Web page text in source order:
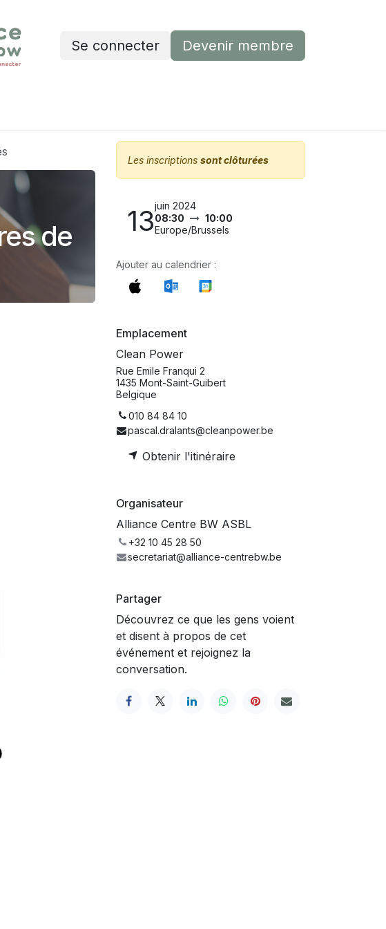
Se connecter Devenir membre
de
Les inscriptions sont clôturées
13juin 2024
08:30
10:00
Europe/Brussels
Ajouter au calendrier :
Emplacement
Clean Power
Rue Emile Franqui 2
1435 Mont-Saint-Guibert
Belgique
010 84 84 10
pascal.dralants@cleanpower.be
Obtenir l'itinéraire
Organisateur
Alliance Centre BW ASBL
+32 10 45 28 50
secretariat@alliance-centrebw.be
Partager
Découvrez ce que les gens voient
et disent à propos de cet
événement et rejoignez la
conversation.